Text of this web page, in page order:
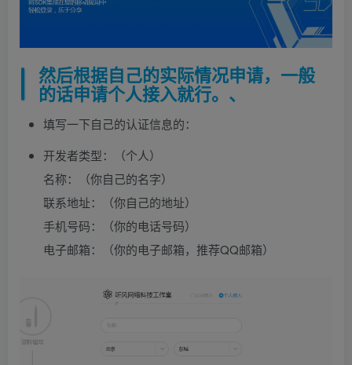
然后根据自己的实际情况申请，一般
的话申请个人接入就行。、
填写一下自己的认证信息的：
开发者类型：（个人）
名称：（你自己的名字）
联系地址：（你自己的地址）
手机号码：（你的电话号码）
电子邮箱：（你的电子邮箱，推荐QQ邮箱）